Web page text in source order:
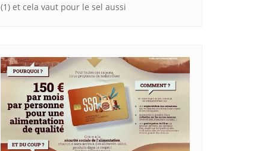
(1) et cela vaut pour le sel aussi